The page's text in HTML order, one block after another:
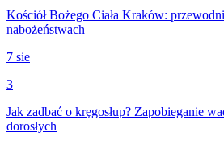
Kościół Bożego Ciała Kraków:
nabożeństwach
7 sie
3
Jak zadbać o kręgosłup? Zapobieganie
dorosłych